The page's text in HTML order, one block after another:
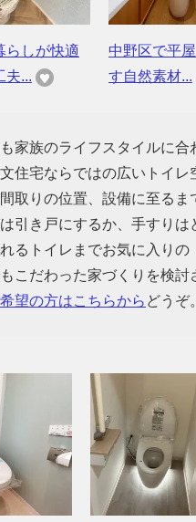
らしが快適
夫...
中野区で平
す自然素材...
家族のライフスタイルに
住宅ならではの広いトイ
取りの位置、設備に至る
引き戸にするか、手すり
るトイレまでお気に入り
こだわった家づくりを検
望の方はこちらから どうぞ